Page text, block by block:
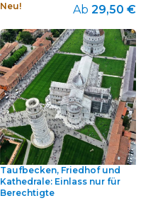
Neu! Ab 29,50 €
Taufbecken, Friedhof und
Kathedrale: Einlass nur für
Berechtigte